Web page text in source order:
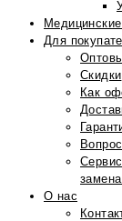
Для
Скидки
Как
О нас